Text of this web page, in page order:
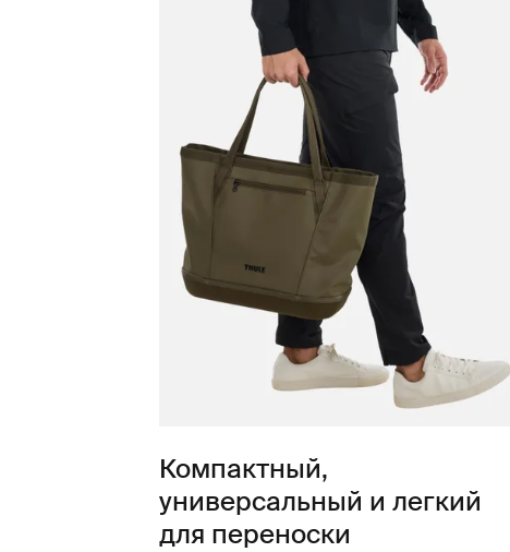
Компактный,
универсальный и легкий
для переноски